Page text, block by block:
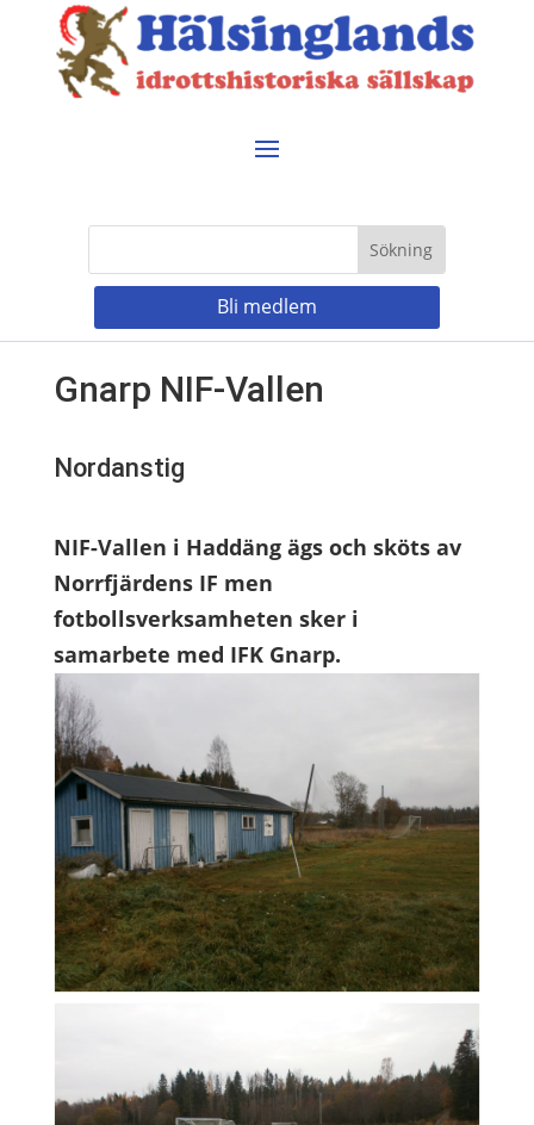
Bli medlem
Gnarp NIF-Vallen
Nordanstig
NIF-Vallen i Haddäng ägs och sköts av
Norrfjärdens IF men
fotbollsverksamheten sker i
samarbete med IFK Gnarp.